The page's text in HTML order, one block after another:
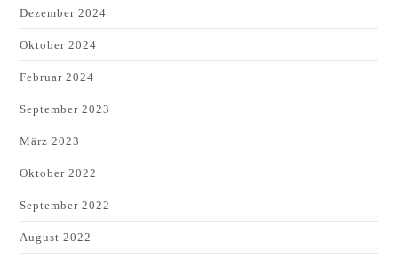
Dezember 2024
Oktober 2024
Februar 2024
September 2023
März 2023
Oktober 2022
September 2022
August 2022